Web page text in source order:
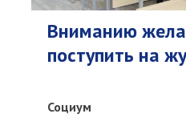
Вниманию
поступить на
Социум